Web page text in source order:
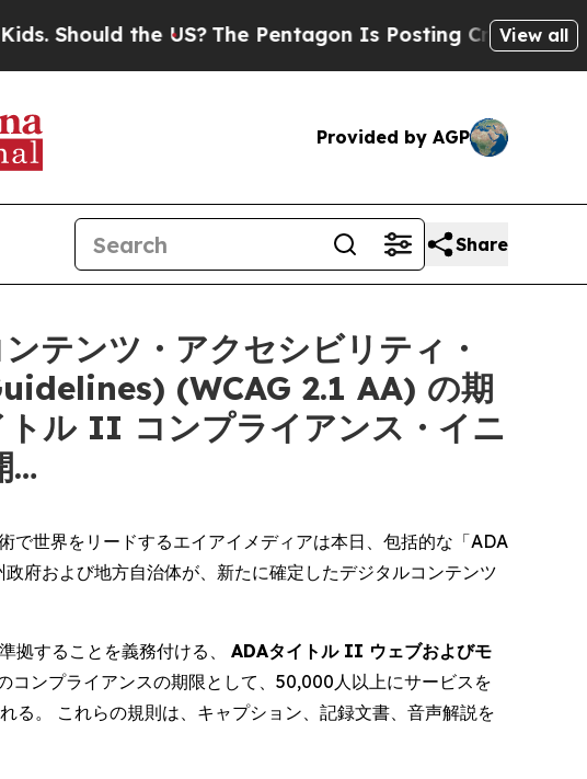
the US? The Pentagon Is Posting Cryptic BiblicalView all
Provided by AGP
Share
テンツ・アクセシビリティ・
(WCAG 2.1 AA) の期
トル II コンプライアンス・イニ
…
世界をリードするエイアイメディアは本日、包括的な「ADA
府および地方自治体が、新たに確定したデジタルコンテンツ
拠することを義務付ける、 ADAタイトル II ウェブおよびモ
コンプライアンスの期限として、50,000人以上にサービスを
る。 これらの規則は、キャプション、記録文書、音声解説を